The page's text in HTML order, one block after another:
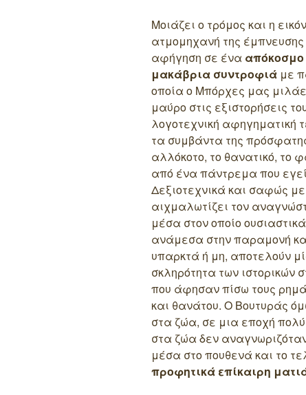
Μοιάζει ο τρόμος και η
ατμομηχανή της
αφήγηση σε ένα
μακάβρια συντροφιά με
οποία ο Μπόρχες μας
μαύρο στις εξιστορήσεις
λογοτεχνική αφηγηματική
τα συμβάντα της
αλλόκοτο, το θανατικό, το
από ένα πάντρεμα που
Δεξιοτεχνικά και σαφώς
αιχμαλωτίζει τον
μέσα στον οποίο
ανάμεσα στην παραμονή
υπαρκτά ή μη, αποτελούν
σκληρότητα των ιστορικών
που άφησαν πίσω τους
και θανάτου. Ο Βουτυράς
στα ζώα, σε μια εποχή
στα ζώα δεν
μέσα στο πουθενά και το
προφητικά επίκαιρη